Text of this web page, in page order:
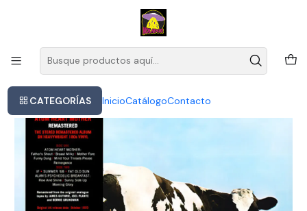
CATEGORÍAS InicioCatálogoContacto
Este es el texto del slide